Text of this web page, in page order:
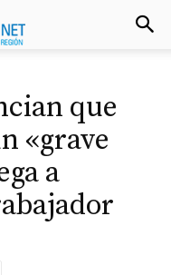
que
«grave
a